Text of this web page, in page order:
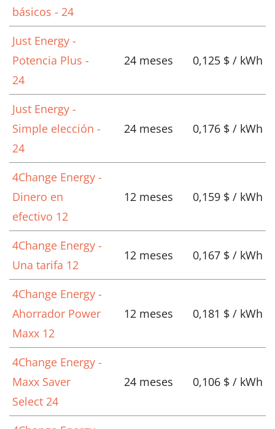
básicos - 24
Just Energy -
Potencia Plus -
24
24 meses 0,125 $ / kWh
Just Energy -
Simple elección -
24
24 meses 0,176 $ / kWh
4Change Energy -
Dinero en
efectivo 12
12 meses 0,159 $ / kWh
4Change Energy -
Una tarifa 12
12 meses 0,167 $ / kWh
4Change Energy -
Ahorrador Power
Maxx 12
12 meses 0,181 $ / kWh
4Change Energy -
Maxx Saver
Select 24
24 meses 0,106 $ / kWh